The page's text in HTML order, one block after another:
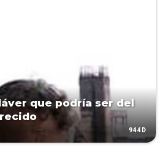
que podría ser del
944D